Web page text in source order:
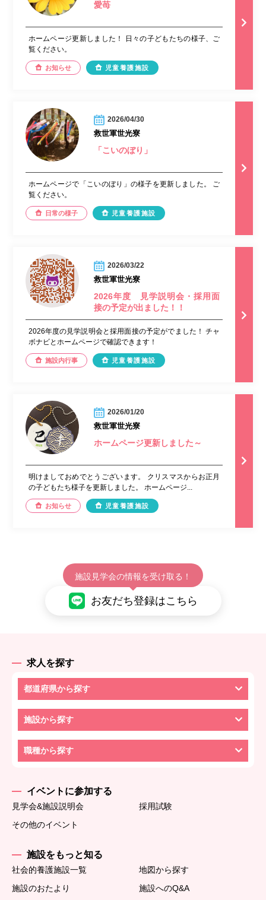
愛苺
ホームページ更新しました！ 日々の子どもたちの様子、ご
覧ください。
お知らせ 児童養護施設
2026/04/30
救世軍世光寮
「こいのぼり」
ホームページで「こいのぼり」の様子を更新しました。 ご
覧ください。
日常の様子 児童養護施設
2026/03/22
救世軍世光寮
2026年度 見学説明会・採用面
接の予定が出ました！！
2026年度の見学説明会と採用面接の予定がでました！ チャ
ボナビとホームページで確認できます！
施設内行事 児童養護施設
2026/01/20
救世軍世光寮
ホームページ更新しました～
明けましておめでとうございます。 クリスマスからお正月
の子どもたち様子を更新しました。 ホームページ...
お知らせ 児童養護施設
施設見学会の情報を受け取る！
お友だち登録はこちら
求人を探す
都道府県から探す
施設から探す
職種から探す
イベントに参加する
見学会&施設説明会
採用試験
その他のイベント
施設をもっと知る
社会的養護施設一覧
地図から探す
施設のおたより
施設へのQ&A